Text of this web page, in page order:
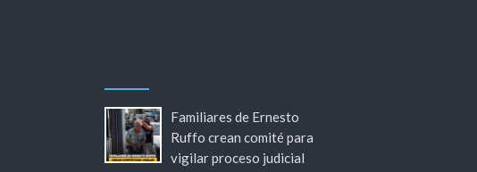
Familiares de Ernesto
Ruffo crean comité para
vigilar proceso judicial